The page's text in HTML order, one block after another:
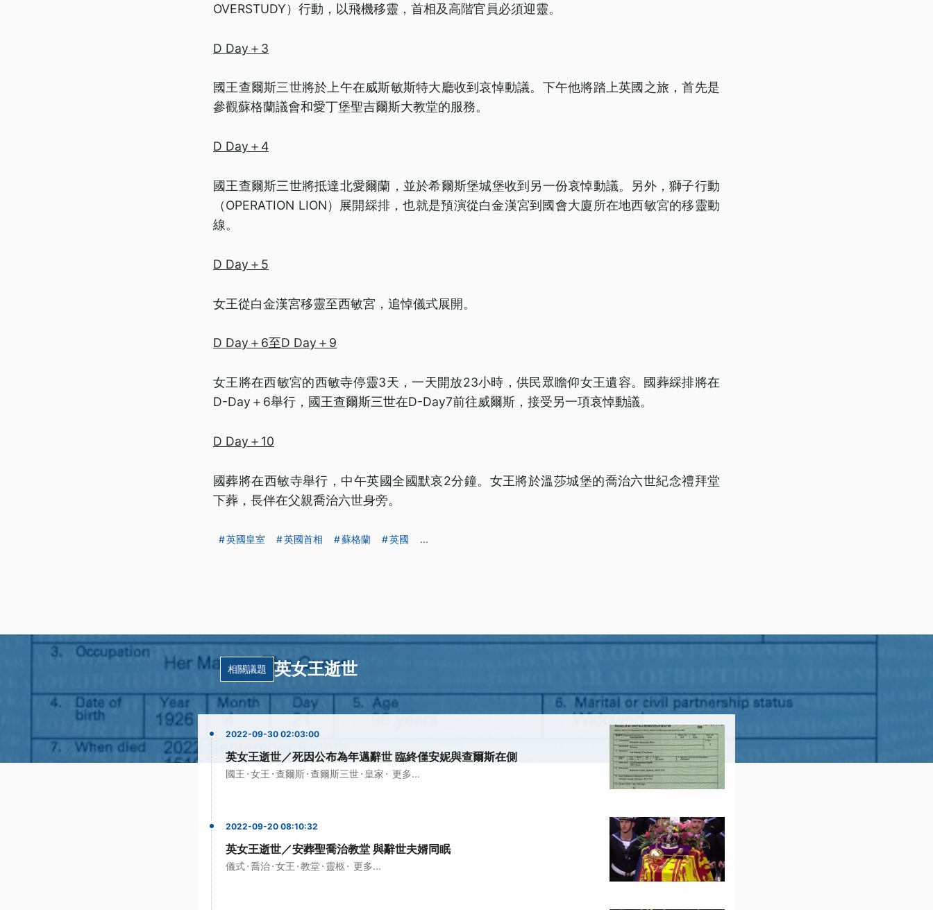
OVERSTUDY）行動，以飛機移靈，首相及高階官員必須迎靈。
D Day＋3
國王查爾斯三世將於上午在威斯敏斯特大廳收到哀悼動議。下午他將踏上英國之旅，首先是
參觀蘇格蘭議會和愛丁堡聖吉爾斯大教堂的服務。
D Day＋4
國王查爾斯三世將抵達北愛爾蘭，並於希爾斯堡城堡收到另一份哀悼動議。另外，獅子行動
（OPERATION LION）展開綵排，也就是預演從白金漢宮到國會大廈所在地西敏宮的移靈動
線。
D Day＋5
女王從白金漢宮移靈至西敏宮，追悼儀式展開。
D Day＋6至D Day＋9
女王將在西敏宮的西敏寺停靈3天，一天開放23小時，供民眾瞻仰女王遺容。國葬綵排將在
D-Day＋6舉行，國王查爾斯三世在D-Day7前往威爾斯，接受另一項哀悼動議。
D Day＋10
國葬將在西敏寺舉行，中午英國全國默哀2分鐘。女王將於溫莎城堡的喬治六世紀念禮拜堂
下葬，長伴在父親喬治六世身旁。
英國皇室 英國首相 蘇格蘭 英國 ...
相關議題 英女王逝世
2022-09-30 02:03:00
英女王逝世／死因公布為年邁辭世 臨終僅安妮與查爾斯在側
國王 ·女王 ·查爾斯·查爾斯三世· 皇家 · 更多...
2022-09-20 08:10:32
英女王逝世／安葬聖喬治教堂 與辭世夫婿同眠
儀式·喬治·女王 ·教堂· 靈柩· 更多...